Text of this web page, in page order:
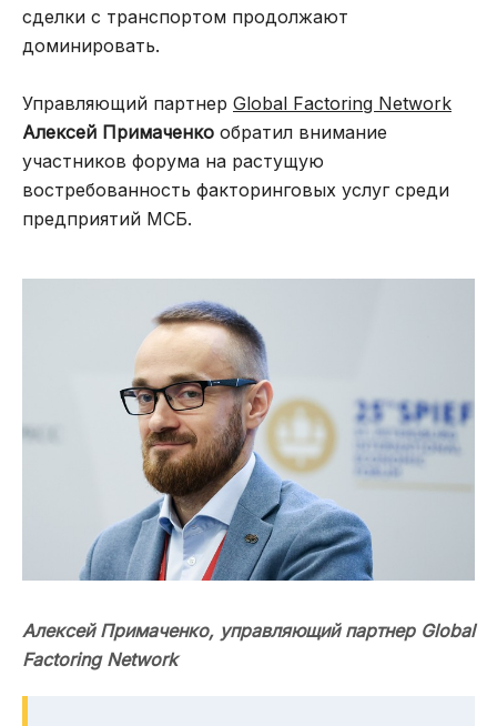
сделки с транспортом продолжают
доминировать.
Управляющий партнер Global Factoring Network
Алексей Примаченко обратил внимание
участников форума на растущую
востребованность факторинговых услуг среди
предприятий МСБ.
Алексей Примаченко, управляющий партнер Global
Factoring Network